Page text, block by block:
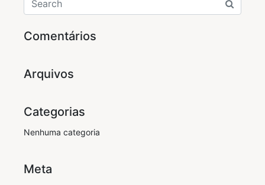
Comentários
Arquivos
Categorias
Nenhuma categoria
Meta